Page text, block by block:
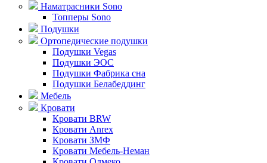
Наматрасники Sono
Топперы Sono
Подушки
Ортопедические подушки
Подушки Vegas
Подушки ЭОС
Подушки Фабрика сна
Подушки Белабеддинг
Мебель
Кровати
Кровати BRW
Кровати Anrex
Кровати ЗМФ
Кровати Мебель-Неман